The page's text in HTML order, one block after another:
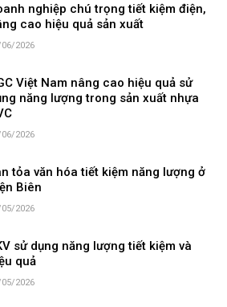
nghiệp chú trọng tiết kiệm điện,
cao hiệu quả sản xuất
2026
Việt Nam nâng cao hiệu quả sử
năng lượng trong sản xuất nhựa
2026
tỏa văn hóa tiết kiệm năng lượng ở
Biên
2026
sử dụng năng lượng tiết kiệm và
quả
2026